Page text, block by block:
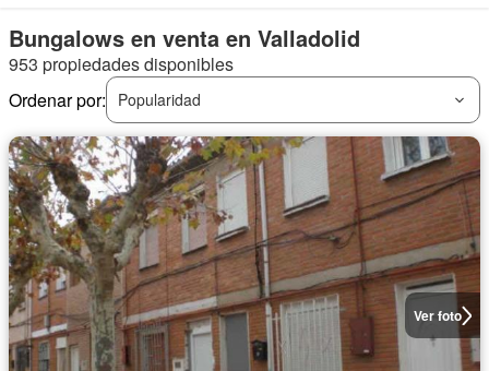
Bungalows en venta en Valladolid
953 propiedades disponibles
Ordenar por:
Popularidad
Ver foto